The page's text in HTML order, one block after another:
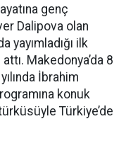
genç
Dalipova olan
yayımladığı ilk
Makedonya’da 8
İbrahim
konuk
Türkiye’de